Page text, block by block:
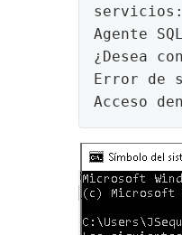
servicios:
Agente
¿Desea
Error de
Acceso